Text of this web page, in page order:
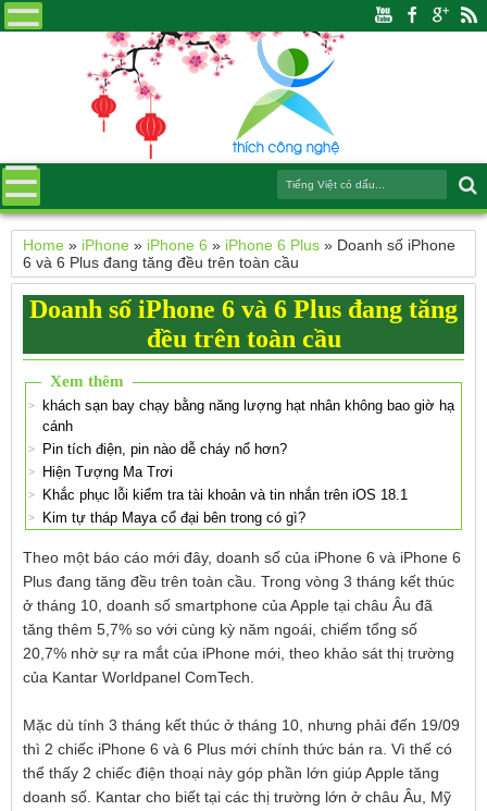
Home » iPhone » iPhone 6 » iPhone 6 Plus » Doanh số iPhone
6 và 6 Plus đang tăng đều trên toàn cầu
Doanh số iPhone 6 và 6 Plus đang tăng
đều trên toàn cầu
Xem thêm
khách sạn bay chạy bằng năng lượng hạt nhân không bao giờ hạ
cánh
Pin tích điện, pin nào dễ cháy nổ hơn?
Hiện Tượng Ma Trơi
Khắc phục lỗi kiểm tra tài khoản và tin nhắn trên iOS 18.1
Kim tự tháp Maya cổ đại bên trong có gì?
Theo một báo cáo mới đây, doanh số của iPhone 6 và iPhone 6
Plus đang tăng đều trên toàn cầu. Trong vòng 3 tháng kết thúc
ở tháng 10, doanh số smartphone của Apple tại châu Âu đã
tăng thêm 5,7% so với cùng kỳ năm ngoái, chiếm tổng số
20,7% nhờ sự ra mắt của iPhone mới, theo khảo sát thị trường
của Kantar Worldpanel ComTech.
Mặc dù tính 3 tháng kết thúc ở tháng 10, nhưng phải đến 19/09
thì 2 chiếc iPhone 6 và 6 Plus mới chính thức bán ra. Vì thế có
thể thấy 2 chiếc điện thoại này góp phần lớn giúp Apple tăng
doanh số. Kantar cho biết tại các thị trường lớn ở châu Âu, Mỹ